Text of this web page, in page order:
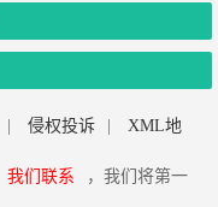
侵权投诉
XML地
我们联系
，我们将第一